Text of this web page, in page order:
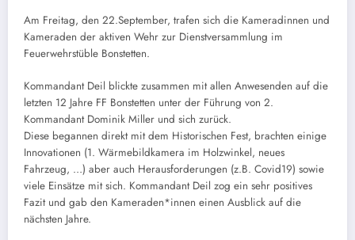
Am Freitag, den 22.September, trafen sich die Kameradinnen und
Kameraden der aktiven Wehr zur Dienstversammlung im
Feuerwehrstüble Bonstetten.
Kommandant Deil blickte zusammen mit allen Anwesenden auf die
letzten 12 Jahre FF Bonstetten unter der Führung von 2.
Kommandant Dominik Miller und sich zurück.
Diese begannen direkt mit dem Historischen Fest, brachten einige
Innovationen (1. Wärmebildkamera im Holzwinkel, neues
Fahrzeug, …) aber auch Herausforderungen (z.B. Covid19) sowie
viele Einsätze mit sich. Kommandant Deil zog ein sehr positives
Fazit und gab den Kameraden*innen einen Ausblick auf die
nächsten Jahre.